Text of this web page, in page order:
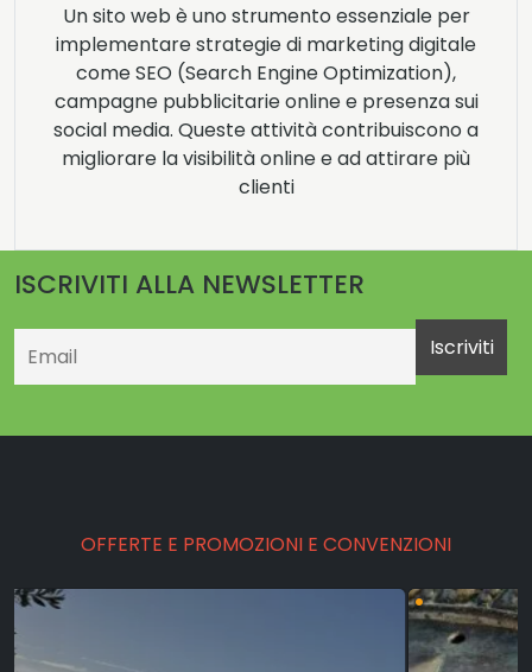
Un sito web è uno strumento essenziale per
implementare strategie di marketing digitale
come SEO (Search Engine Optimization),
campagne pubblicitarie online e presenza sui
social media. Queste attività contribuiscono a
migliorare la visibilità online e ad attirare più
clienti
ISCRIVITI ALLA NEWSLETTER
OFFERTE E PROMOZIONI E CONVENZIONI
•